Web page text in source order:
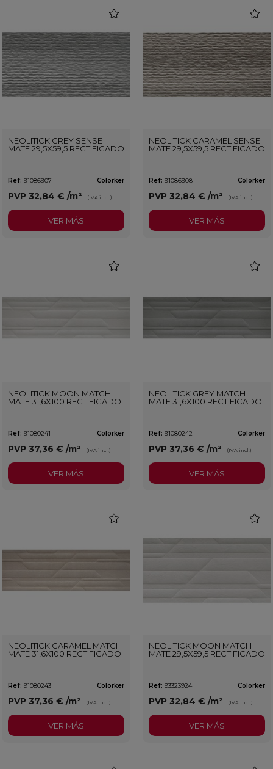
NEOLITICK GREY SENSE
MATE 29,5X59,5 RECTIFICADO
Ref: 91086907 Colorker
PVP 32,84 € /m² (IVA incl.)
VER MÁS
NEOLITICK CARAMEL SENSE
MATE 29,5X59,5 RECTIFICADO
Ref: 91086908 Colorker
PVP 32,84 € /m² (IVA incl.)
VER MÁS
NEOLITICK MOON MATCH
MATE 31,6X100 RECTIFICADO
Ref: 91080241 Colorker
PVP 37,36 € /m² (IVA incl.)
VER MÁS
NEOLITICK GREY MATCH
MATE 31,6X100 RECTIFICADO
Ref: 91080242 Colorker
PVP 37,36 € /m² (IVA incl.)
VER MÁS
NEOLITICK CARAMEL MATCH
MATE 31,6X100 RECTIFICADO
Ref: 91080243 Colorker
PVP 37,36 € /m² (IVA incl.)
VER MÁS
NEOLITICK MOON MATCH
MATE 29,5X59,5 RECTIFICADO
Ref: 93323924 Colorker
PVP 32,84 € /m² (IVA incl.)
VER MÁS